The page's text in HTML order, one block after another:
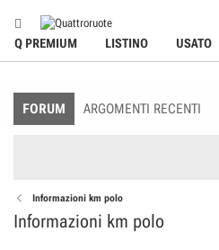
Q PREMIUM LISTINO USATO
FORUM ARGOMENTI RECENTI
Informazioni km polo
Informazioni km polo